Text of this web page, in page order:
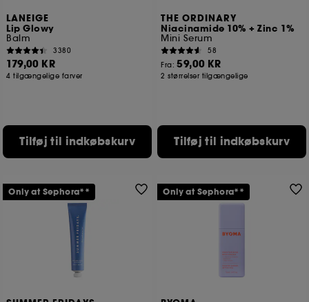
LANEIGE
Lip Glowy
Balm
3380
179,00 KR
4 tilgængelige farver
Tilføj til indkøbskurv
THE ORDINARY
Niacinamide 10% + Zinc 1%
Mini Serum
58
Fra:59,00 KR
2 størrelser tilgængelige
Tilføj til indkøbskurv
Only at Sephora** Only at Sephora**